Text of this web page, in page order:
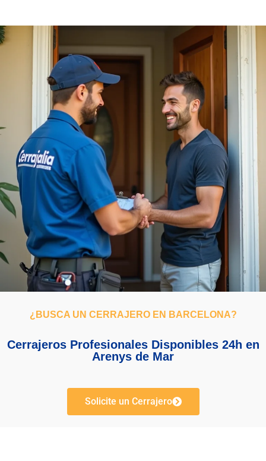
¿BUSCA UN CERRAJERO EN BARCELONA?
Cerrajeros Profesionales Disponibles 24h en
Arenys de Mar
Solicite un Cerrajero